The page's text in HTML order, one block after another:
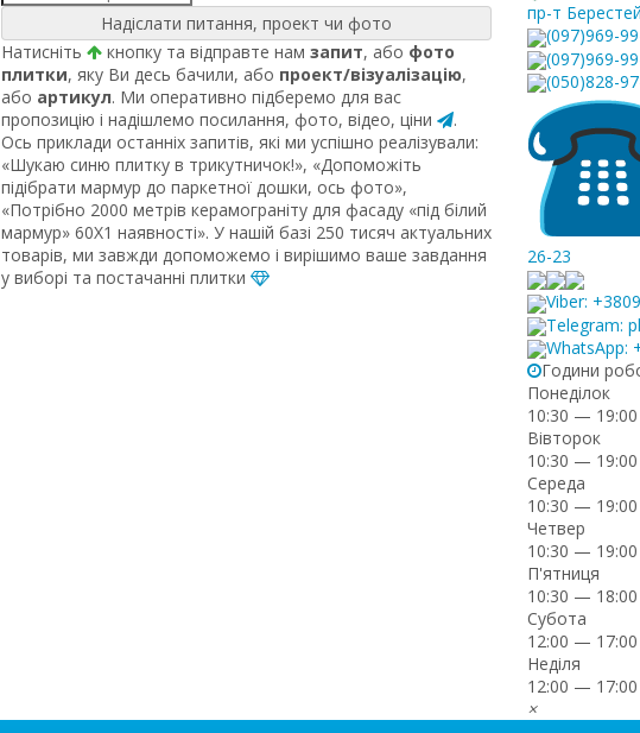
Надіслати питання, проект чи фото
Натисніть
кнопку та відправте нам запит, або фото
плитки, яку Ви десь бачили, або проект/візуалізацію,
або артикул. Ми оперативно підберемо для вас
пропозицію і надішлемо посилання, фото, відео, ціни
.
Ось приклади останніх запитів, які ми успішно реалізували:
«Шукаю синю плитку в трикутничок!», «Допоможіть
підібрати мармур до паркетної дошки, ось фото»,
«Потрібно 2000 метрів керамограніту для фасаду «під білий
мармур» 60Х1 наявності». У нашій базі 250 тисяч актуальних
товарів, ми завжди допоможемо і вирішимо ваше завдання
у виборі та постачанні плитки
пр-т
(097)969-
(097)969-
(050)828-
26-23
Viber:
Telegram:
WhatsApp:
Години
Понеділок
10:30 — 19:00
Вівторок
10:30 — 19:00
Середа
10:30 — 19:00
Четвер
10:30 — 19:00
П'ятниця
10:30 — 18:00
Субота
12:00 — 17:00
Неділя
12:00 — 17:00
×